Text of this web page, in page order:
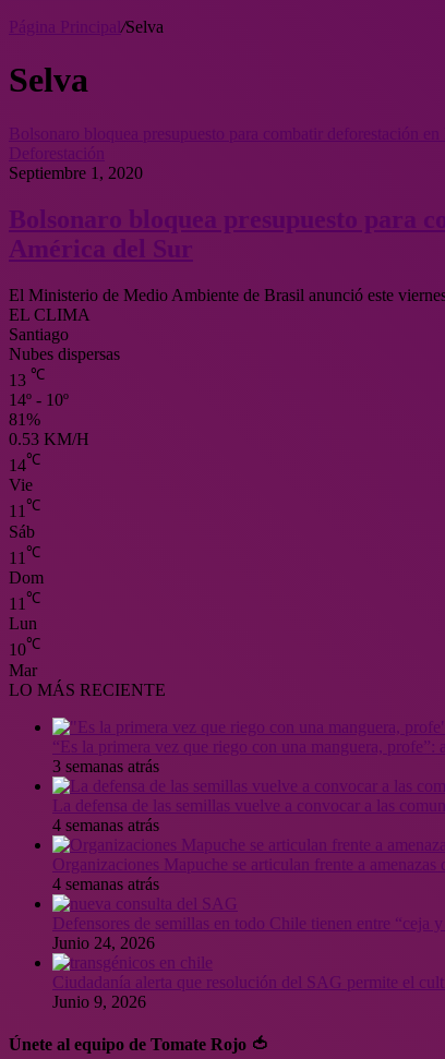
/Selva
Selva
Bolsonaro bloquea presupuesto para combatir deforestación
Deforestación
Septiembre 1, 2020
Bolsonaro bloquea presupuesto para
América del Sur
El Ministerio de Medio Ambiente de Brasil anunció este
EL CLIMA
Santiago
Nubes dispersas
13 ℃
14º - 10º
81%
0.53 KM/H
14℃
Vie
11℃
Sáb
11 ℃
Dom
11 ℃
Lun
10℃
Mar
LO MÁS RECIENTE
“Es la primera vez que riego con una manguera, profe”:
3 semanas atrás
La defensa de las semillas vuelve a convocar a las
4 semanas atrás
Organizaciones Mapuche se articulan frente a
4 semanas atrás
Defensores de semillas en todo Chile tienen entre “ceja
Junio 24, 2026
Ciudadanía alerta que resolución del SAG permite el
Junio 9, 2026
Únete al equipo de Tomate Rojo 🍅